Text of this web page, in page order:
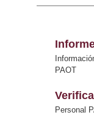
PAOT
Personal